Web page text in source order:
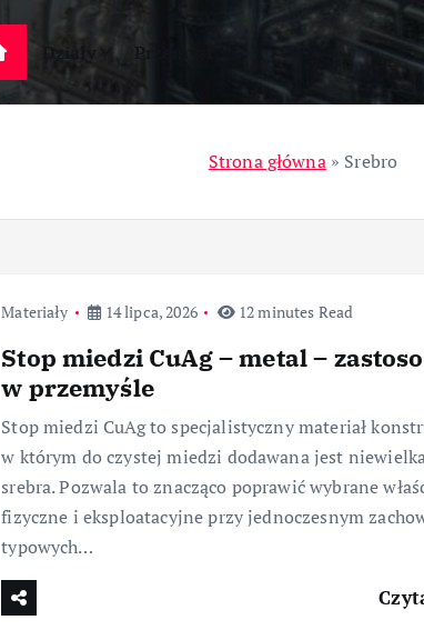
Przemysł
Strona główna» Srebro
Materiały 14 lipca, 2026 12 minutes Read
Stop miedzi CuAg – metal –
w przemyśle
Stop miedzi CuAg to specjalistyczny materiał
w którym do czystej miedzi dodawana jest
srebra. Pozwala to znacząco poprawić wybrane
fizyczne i eksploatacyjne przy jednoczesnym
typowych…